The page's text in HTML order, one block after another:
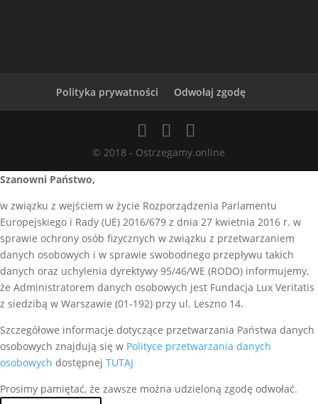
Polityka prywatności Odwołaj zgodę
© 2018 - Ostrzegamy.online
Szanowni Państwo,
w związku z wejściem w życie Rozporządzenia Parlamentu
Europejskiego i Rady (UE) 2016/679 z dnia 27 kwietnia 2016 r. w
sprawie ochrony osób fizycznych w związku z przetwarzaniem
danych osobowych i w sprawie swobodnego przepływu takich
danych oraz uchylenia dyrektywy 95/46/WE (RODO) informujemy,
że Administratorem danych osobowych jest Fundacja Lux Veritatis
z siedzibą w Warszawie (01-192) przy ul. Leszno 14.
Szczegółowe informacje dotyczące przetwarzania Państwa danych
osobowych znajdują się w Polityce przetwarzania danych
osobowych dostępnej TUTAJ
Prosimy pamiętać, że zawsze można udzieloną zgodę odwołać.